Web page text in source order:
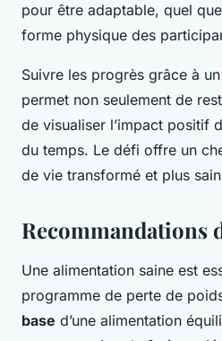
pour être adaptable, quel
forme physique des
Suivre les progrès grâce à un
permet non seulement de
de visualiser l’impact positif
du temps. Le défi offre un
de vie transformé et plus
Recommandations
Une alimentation saine est
programme de perte de
base d’une alimentation